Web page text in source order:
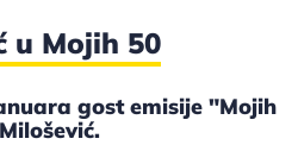
u Mojih 50
gost emisije "Mojih